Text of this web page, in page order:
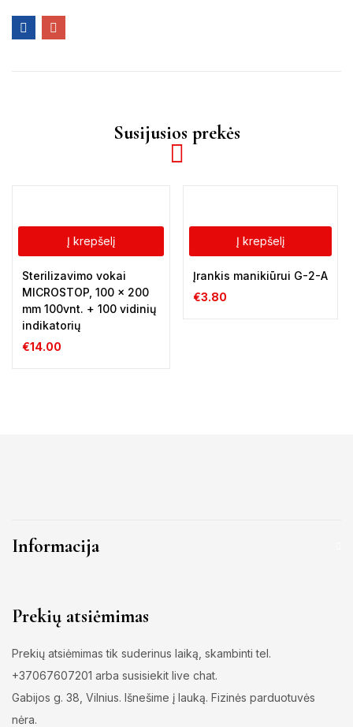
Susijusios prekės
Į krepšelį
Sterilizavimo vokai
MICROSTOP, 100 x 200
mm 100vnt. + 100 vidinių
indikatorių
€14.00
Į krepšelį
Įrankis manikiūrui G-2-A
€3.80
Informacija
Prekių atsiėmimas
Prekių atsiėmimas tik suderinus laiką, skambinti tel.
+37067607201 arba susisiekit live chat.
Gabijos g. 38, Vilnius. Išnešime į lauką. Fizinės parduotuvės
nėra.